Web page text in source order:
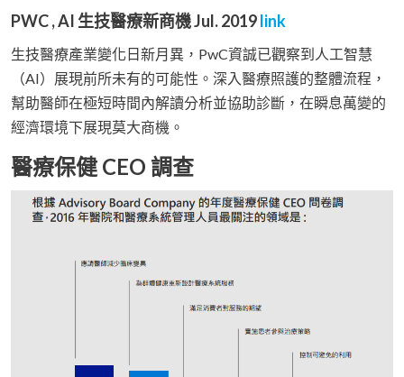
PWC , AI 生技醫療新商機 Jul. 2019link
生技醫療產業變化日新月異，PwC資誠已觀察到人工智慧
（AI）展現前所未有的可能性。深入醫療照護的整體流程，
幫助醫師在極短時間內解讀分析並協助診斷，在瞬息萬變的
經濟環境下展現莫大商機。
醫療保健 CEO 調查